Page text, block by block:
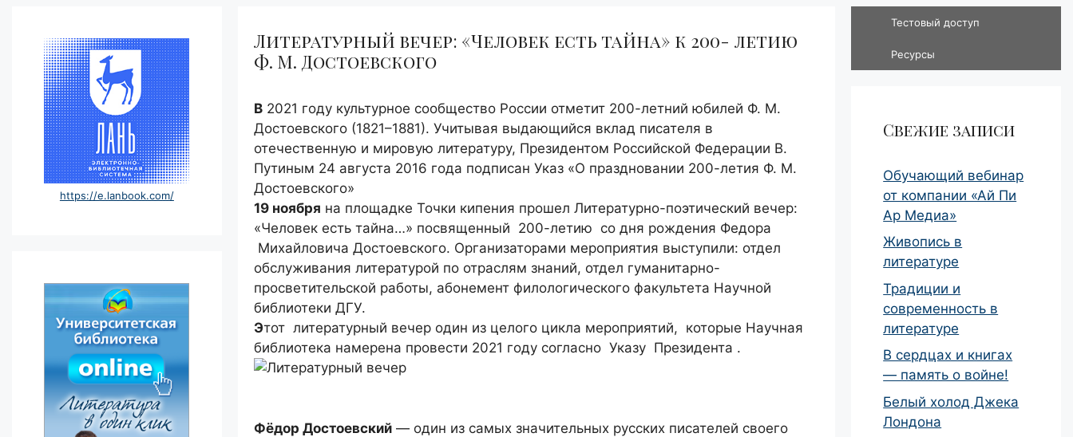
Литературный вечер: «Человек есть тайна» к 200- летию
Ф. М. Достоевского
В2021 году культурное сообщество России отметит 200-летний юбилей Ф. М.
Достоевского (1821–1881). Учитывая выдающийся вклад писателя в
отечественную и мировую литературу, Президентом Российской Федерации В.
Путиным 24 августа 2016 года подписан Указ «О праздновании 200-летия Ф. М.
Достоевского»
19 ноября на площадке Точки кипения прошел Литературно-поэтический вечер:
«Человек есть тайна…» посвященный 200-летию со дня рождения Федора
Михайловича Достоевского. Организаторами мероприятия выступили: отдел
обслуживания литературой по отраслям знаний, отдел гуманитарно-
просветительской работы, абонемент филологического факультета Научной
библиотеки ДГУ.
Этот литературный вечер один из целого цикла мероприятий, которые Научная
библиотека намерена провести 2021 году согласно Указу Президента .
Фёдор Достоевский— один из самых значительных русских писателей своего
https://e.lanbook.com/
Тестовый доступ
Ресурсы
Свежие записи
Обучающий вебинар
от компании «Ай Пи
Ар Медиа»
Живопись в
литературе
Традиции и
современность в
литературе
В сердцах и книгах
— память о войне!
Белый холод Джека
Лондона